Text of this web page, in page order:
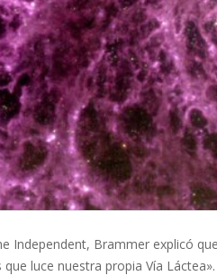
Independent, Brammer explicó
luce nuestra propia Vía Láctea».